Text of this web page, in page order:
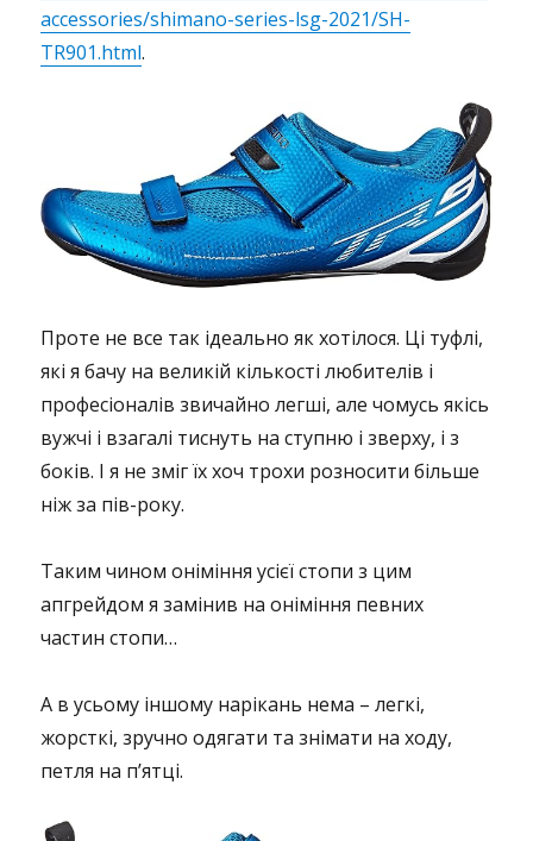
accessories/shimano-series-lsg-2021/SH-
TR901.html.
Проте не все так ідеально як хотілося. Ці туфлі,
які я бачу на великій кількості любителів і
професіоналів звичайно легші, але чомусь якісь
вужчі і взагалі тиснуть на ступню і зверху, і з
боків. І я не зміг їх хоч трохи розносити більше
ніж за пів-року.
Таким чином оніміння усієї стопи з цим
апгрейдом я замінив на оніміння певних
частин стопи…
А в усьому іншому нарікань нема – легкі,
жорсткі, зручно одягати та знімати на ходу,
петля на п’ятці.